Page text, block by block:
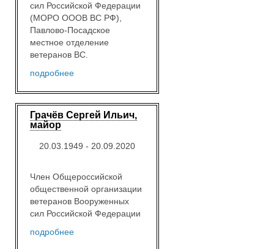
сил Российской Федерации
(МОРО ОООВ ВС РФ),
Павлово-Посадское
местное отделение
ветеранов ВС.
подробнее
Грачёв Сергей Ильич,
майор
20.03.1949 - 20.09.2020
Член Общероссийской
общественной организации
ветеранов Вооруженных
сил Российской Федерации
подробнее